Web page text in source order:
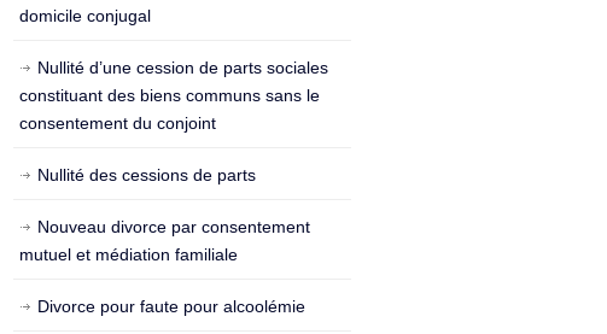
domicile conjugal
Nullité d’une cession de parts sociales
constituant des biens communs sans le
consentement du conjoint
Nullité des cessions de parts
Nouveau divorce par consentement
mutuel et médiation familiale
Divorce pour faute pour alcoolémie